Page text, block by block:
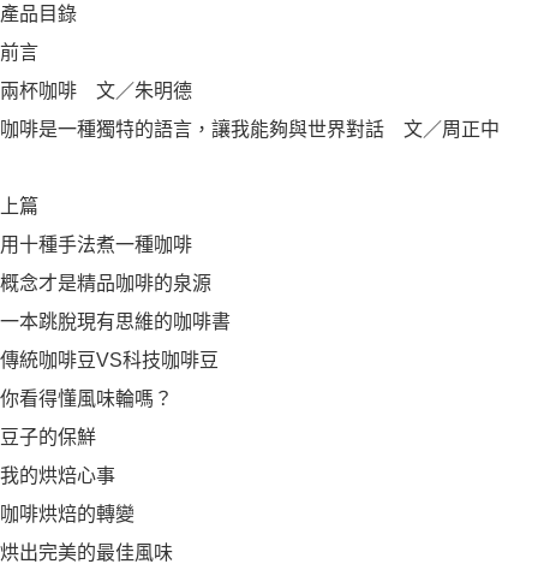
產品目錄
前言
兩杯咖啡 文／朱明德
咖啡是一種獨特的語言，讓我能夠與世界對話 文／周正中
上篇
用十種手法煮一種咖啡
概念才是精品咖啡的泉源
一本跳脫現有思維的咖啡書
傳統咖啡豆VS科技咖啡豆
你看得懂風味輪嗎？
豆子的保鮮
我的烘焙心事
咖啡烘焙的轉變
烘出完美的最佳風味